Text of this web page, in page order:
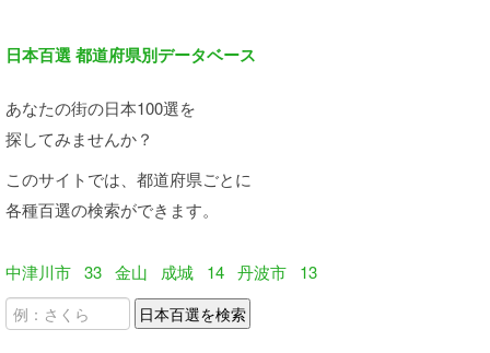
日本百選 都道府県別データベース
あなたの街の日本100選を
探してみませんか？
このサイトでは、都道府県ごとに
各種百選の検索ができます。
中津川市 33 金山 成城 14 丹波市 13